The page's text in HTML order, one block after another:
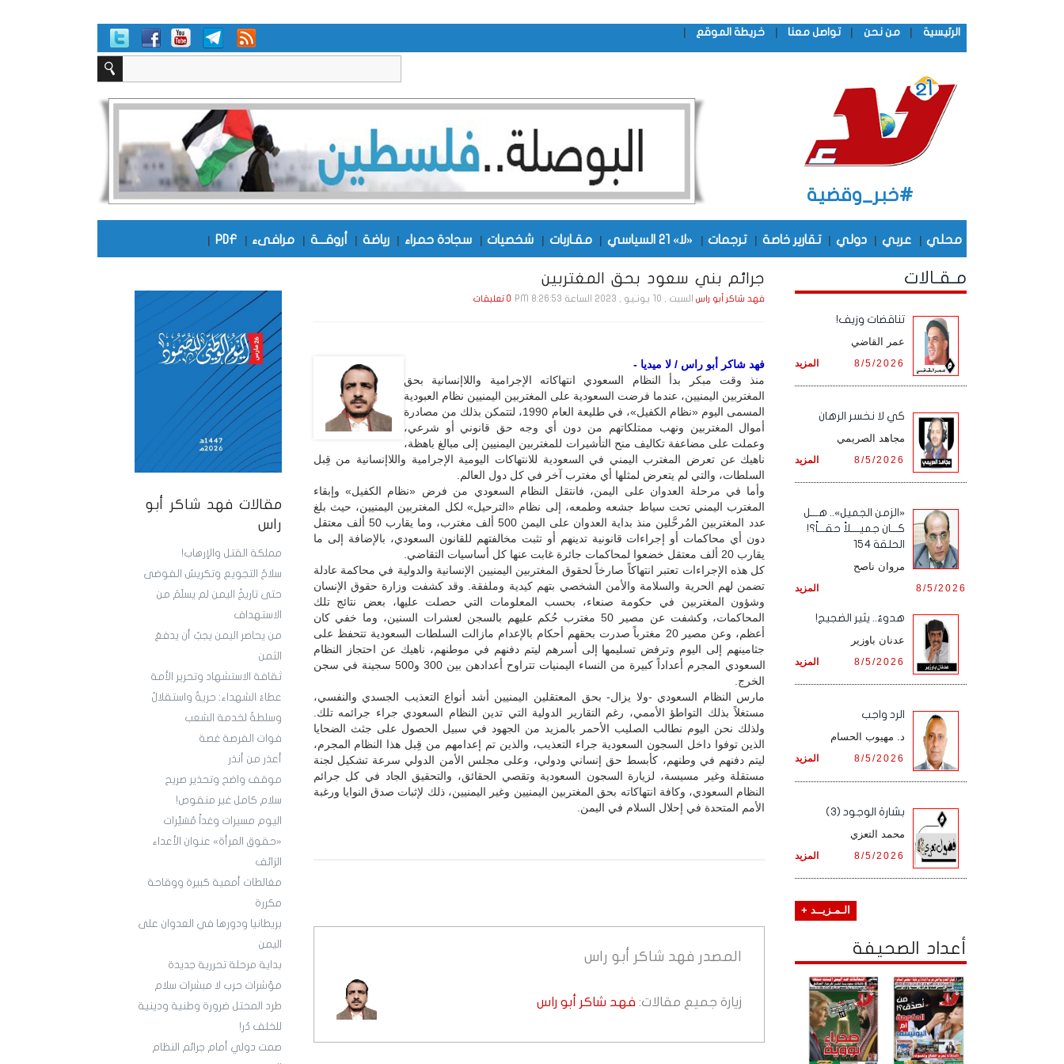
الرئيسية | من نحن | تواصل معنا | خريطة الموقع |
#خبر_وقضية
محلي | عربي | دولي | تقارير خاصة | ترجمات | «لا» 21 السياسي | مقـاربات | شخصيات | سجادة حمراء | رياضة | أروقـــة | مرافىء |
PDF
|
مقالات فهد شاكر أبو
راس
مملكة القتل والإرهاب!
سلاحُ التجويع وتكريسُ الفوضى
حتى تاريخُ اليمن لم يسلَمْ من
الاستهداف
من يحاصر اليمن يجبُ أن يدفعَ
الثمن
ثقافة الاستشهاد وتحرير الأمة
عطاءُ الشهداء: حريةٌ واستقلالٌ
وسلطةٌ لخدمة الشعب
فوات الفرصة غصة
أعذر من أنذر
موقف واضح وتحذير صريح
سلام كامل غير منقوص!
اليوم مسيرات وغداً مُسَيَّرات
«حقوق المرأة» عنوان الأعداء
الزائف
مغالطات أممية كبيرة ووقاحة
مكررة
بريطانيا ودورها في العدوان على
اليمن
بداية مرحلة تحررية جديدة
مؤشرات حرب لا مبشرات سلام
طرد المحتل ضرورة وطنية ودينية
للخلف دُر!
صمت دولي أمام جرائم النظام
جرائم بني سعود بحق المغتربين
فهد شاكر أبو راسالسبت , 10 يـونـيـو , 2023 الساعة 8:26:53 PM 0 تعليقات
فهد شاكر أبو راس / لا ميديا -
منذ وقت مبكر بدأ النظام السعودي انتهاكاته الإجرامية واللاإنسانية بحق
المغتربين اليمنيين، عندما فرضت السعودية على المغتربين اليمنيين نظام العبودية
المسمى اليوم «نظام الكفيل»، في طليعة العام 1990، لتتمكن بذلك من مصادرة
أموال المغتربين ونهب ممتلكاتهم من دون أي وجه حق قانوني أو شرعي،
وعملت على مضاعفة تكاليف منح التأشيرات للمغتربين اليمنيين إلى مبالغ باهظة،
ناهيك عن تعرض المغترب اليمني في السعودية للانتهاكات اليومية الإجرامية واللاإنسانية من قِبل
السلطات، والتي لم يتعرض لمثلها أي مغترب آخر في كل دول العالم.
وأما في مرحلة العدوان على اليمن، فانتقل النظام السعودي من فرض «نظام الكفيل» وإبقاء
المغترب اليمني تحت سياط جشعه وطمعه، إلى نظام «الترحيل» لكل المغتربين اليمنيين، حيث بلغ
عدد المغتربين المُرحَّلين منذ بداية العدوان على اليمن 500 ألف مغترب، وما يقارب 50 ألف معتقل
دون أي محاكمات أو إجراءات قانونية تدينهم أو تثبت مخالفتهم للقانون السعودي، بالإضافة إلى ما
يقارب 20 ألف معتقل خضعوا لمحاكمات جائرة غابت عنها كل أساسيات التقاضي.
كل هذه الإجراءات تعتبر انتهاكاً صارخاً لحقوق المغتربين اليمنيين الإنسانية والدولية في محاكمة عادلة
تضمن لهم الحرية والسلامة والأمن الشخصي بتهم كيدية وملفقة. وقد كشفت وزارة حقوق الإنسان
وشؤون المغتربين في حكومة صنعاء، بحسب المعلومات التي حصلت عليها، بعض نتائج تلك
المحاكمات، وكشفت عن مصير 50 مغترب حُكم عليهم بالسجن لعشرات السنين، وما خفي كان
أعظم، وعن مصير 20 مغترباً صدرت بحقهم أحكام بالإعدام مازالت السلطات السعودية تتحفظ على
جثامينهم إلى اليوم وترفض تسليمها إلى أسرهم ليتم دفنهم في موطنهم، ناهيك عن احتجاز النظام
السعودي المجرم أعداداً كبيرة من النساء اليمنيات تتراوح أعدادهن بين 300 و500 سجينة في سجن
الخرج.
مارس النظام السعودي -ولا يزال- بحق المعتقلين اليمنيين أشد أنواع التعذيب الجسدي والنفسي،
مستغلاً بذلك التواطؤ الأممي، رغم التقارير الدولية التي تدين النظام السعودي جراء جرائمه تلك.
ولذلك نحن اليوم نطالب الصليب الأحمر بالمزيد من الجهود في سبيل الحصول على جثث الضحايا
الذين توفوا داخل السجون السعودية جراء التعذيب، والذين تم إعدامهم من قِبل هذا النظام المجرم،
ليتم دفنهم في وطنهم، كأبسط حق إنساني ودولي، وعلى مجلس الأمن الدولي سرعة تشكيل لجنة
مستقلة وغير مسيسة، لزيارة السجون السعودية وتقصي الحقائق، والتحقيق الجاد في كل جرائم
النظام السعودي، وكافة انتهاكاته بحق المغتربين اليمنيين وغير اليمنيين، ذلك لإثبات صدق النوايا ورغبة
الأمم المتحدة في إحلال السلام في اليمن.
المصدر فهد شاكر أبو راس
زيارة جميع مقالات: فهد شاكر أبو راس
مـقـالات
تناقضات وزيف!
عمر القاضي
المزيد 8/5/2026
كي لا نخسر الرهان
مجاهد الصريمي
المزيد 8/5/2026
«الزمن الجميل».. هـــل
كـــان جميــــلاً حقـــاً؟!
الحلقة 154
مروان ناصح
المزيد 8/5/2026
هدوءٌ.. يثير الضجيج!
عدنان باوزير
المزيد 8/5/2026
الرد واجب
د. مهيوب الحسام
المزيد 8/5/2026
بشارة الوجود (3)
محمد التعزي
المزيد 8/5/2026
الـمـزيــد +
أعداد الصحيفة